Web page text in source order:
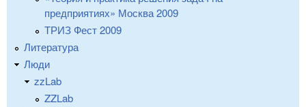
предприятиях» Москва 2009
ТРИЗ Фест 2009
Литература
Люди
zzLab
ZZLab